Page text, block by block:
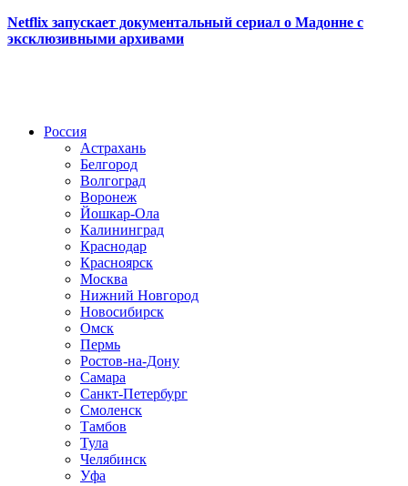
Netflix запускает документальный сериал о Мадонне с
эксклюзивными архивами
Россия
Астрахань
Белгород
Волгоград
Воронеж
Йошкар-Ола
Калининград
Краснодар
Красноярск
Москва
Нижний Новгород
Новосибирск
Омск
Пермь
Ростов-на-Дону
Самара
Санкт-Петербург
Смоленск
Тамбов
Тула
Челябинск
Уфа